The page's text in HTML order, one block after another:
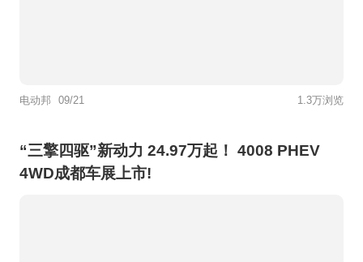
电动邦 09/21 1.3万浏览
“三擎四驱”新动力 24.97万起！ 4008 PHEV
4WD成都车展上市!